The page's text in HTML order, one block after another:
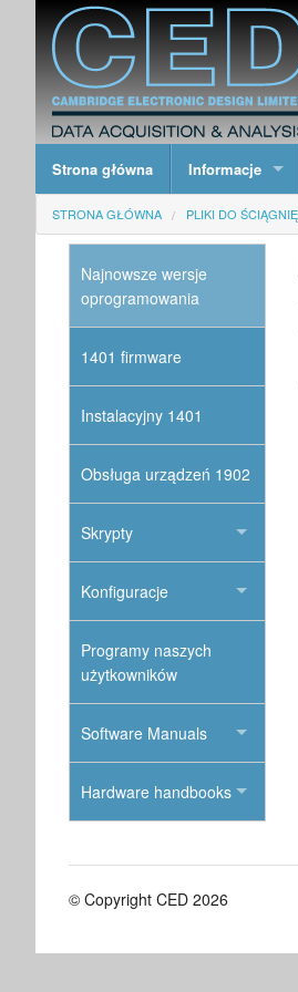
Strona główna Informacje
STRONA GŁÓWNA PLIKI DO
Najnowsze wersje
oprogramowania
1401 firmware
Instalacyjny 1401
Obsługa urządzeń 1902
Skrypty
Konfiguracje
Programy naszych
użytkowników
Software Manuals
Hardware handbooks
© Copyright CED 2026